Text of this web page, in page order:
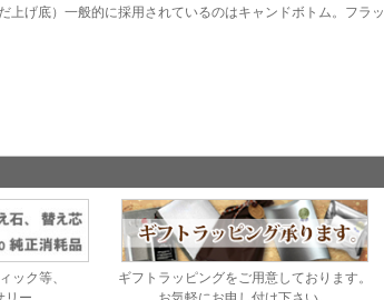
げ底）一般的に採用されているのはキャンドボトム。フラッ
ック等、
ギフトラッピングをご用意しております。